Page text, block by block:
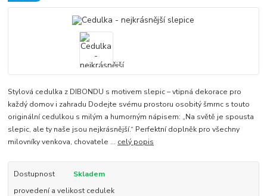
Stylová cedulka z DIBONDU s motivem slepic – vtipná dekorace pro
každý domov i zahradu Dodejte svému prostoru osobitý šmrnc s touto
originální cedulkou s milým a humorným nápisem: „Na světě je spousta
slepic, ale ty naše jsou nejkrásnější.“ Perfektní doplněk pro všechny
milovníky venkova, chovatele ... celý popis
Dostupnost
Skladem
provedení a velikost cedulek